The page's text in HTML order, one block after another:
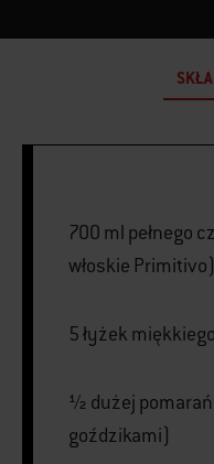
700 ml pełnego
włoskie Primitivo)
5 łyżek
½ dużej
goździkami)